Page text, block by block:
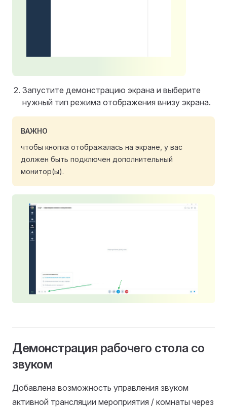
Запустите демонстрацию экрана и выберите
нужный тип режима отображения внизу экрана.
ВАЖНО
чтобы кнопка отображалась на экране, у вас
должен быть подключен дополнительный
монитор(ы).
Демонстрация рабочего стола со
звуком
Добавлена возможность управления звуком
активной трансляции мероприятия / комнаты через